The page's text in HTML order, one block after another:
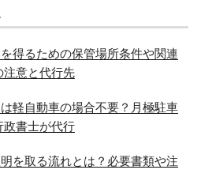
を得るための保管場所条件や関連
注意と代行先
は軽自動車の場合不要？月極駐車
政書士が代行
を取る流れとは？必要書類や注